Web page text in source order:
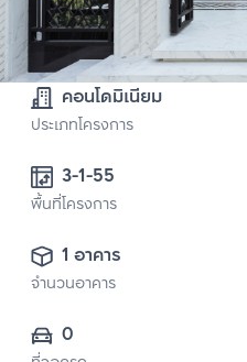
คอนโดมิเนียม
ประเภทโครงการ
3-1-55
พื้นที่โครงการ
1 อาคาร
จำนวนอาคาร
0